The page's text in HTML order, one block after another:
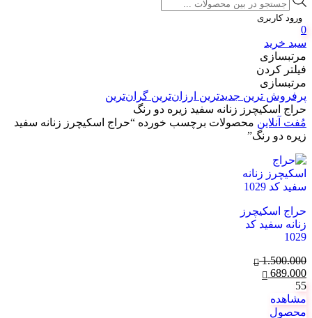
search
ورود کاربری
0
سبد خرید
مرتبسازی
فیلتر کردن
مرتبسازی
پرفروش ترین جدیدترین ارزان‌ترین گران‌ترین
حراج اسکیچرز زنانه سفید زیره دو رنگ
مُفت آنلاین محصولات برچسب خورده “حراج اسکیچرز زنانه سفید
زیره دو رنگ”
حراج اسکیچرز
زنانه سفید کد
1029
1.500.000
قیمت
اصلی:
بود.
689.000
55
مشاهده
محصول